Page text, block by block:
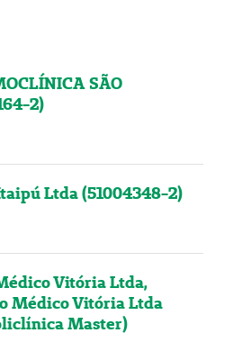
SÃO
2)
Ltda (51004348-2)
Vitória Ltda,
Médico Vitória Ltda
Master)